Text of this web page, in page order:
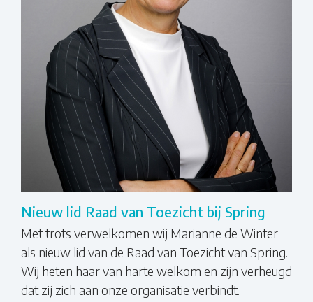
Nieuw lid Raad van Toezicht bij Spring
Met trots verwelkomen wij Marianne de Winter
als nieuw lid van de Raad van Toezicht van Spring.
Wij heten haar van harte welkom en zijn verheugd
dat zij zich aan onze organisatie verbindt.